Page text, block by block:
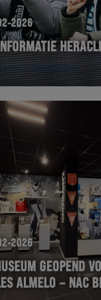
2026
2026
GEOPEND
ALMELO – NAC